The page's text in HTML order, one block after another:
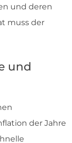
und deren
muss der
und
der Jahre